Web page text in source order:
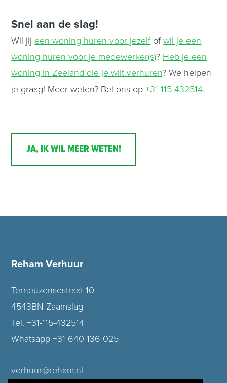
Snel aan de slag!
Wil jij een woning huren voor jezelfofwil je een
woning huren voor je medewerker(s)? Heb je een
woning in Zeeland die je wilt verhuren? We helpen
je graag! Meer weten? Bel ons op+31 115 432514.
JA, IK WIL MEER WETEN!
Reham Verhuur
Terneuzensestraat 10
4543BN Zaamslag
Tel. +31-115-432514
Whatsapp +31 640 136 025
verhuur@reham.nl